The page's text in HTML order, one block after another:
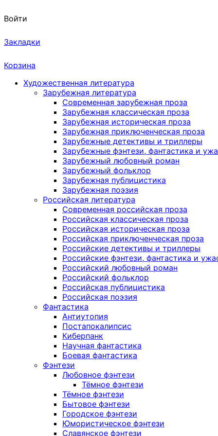
Войти
Закладки
Корзина
Художественная литература
Зарубежная литература
Современная зарубежная проза
Зарубежная классическая проза
Зарубежная историческая проза
Зарубежная приключенческая проза
Зарубежные детективы и триллеры
Зарубежные фэнтези, фантастика и
Зарубежный любовный роман
Зарубежный фольклор
Зарубежная публицистика
Зарубежная поэзия
Российская литература
Современная российская проза
Российская классическая проза
Российская историческая проза
Российская приключенческая проза
Российские детективы и триллеры
Российские фэнтези, фантастика и
Российский любовный роман
Российский фольклор
Российская публицистика
Российская поэзия
Фантастика
Антиутопия
Постапокалипсис
Киберпанк
Научная фантастика
Боевая фантастика
Фэнтези
Любовное фэнтези
Тёмное фэнтези
Тёмное фэнтези
Бытовое фэнтези
Городское фэнтези
Юмористическое фэнтези
Славянское фэнтези